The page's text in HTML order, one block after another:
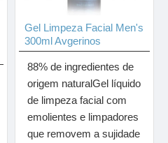
Gel Limpeza Facial Men's
300ml Avgerinos
88% de ingredientes de
origem naturalGel líquido
de limpeza facial com
emolientes e limpadores
que removem a sujidade